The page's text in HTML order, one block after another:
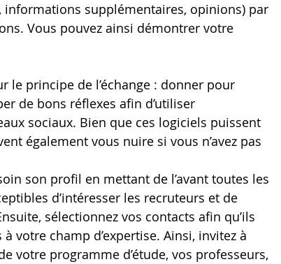
supplémentaires, opinions) par
Vous pouvez ainsi démontrer votre
le principe de l’échange : donner pour
de bons réflexes afin d’utiliser
sociaux. Bien que ces logiciels puissent
également vous nuire si vous n’avez pas
son profil en mettant de l’avant toutes les
d’intéresser les recruteurs et de
sélectionnez vos contacts afin qu’ils
votre champ d’expertise. Ainsi, invitez à
votre programme d’étude, vos professeurs,